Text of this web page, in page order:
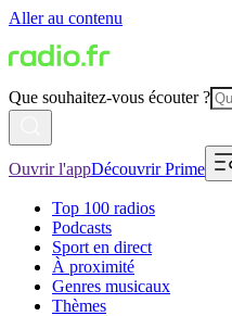
Aller au contenu
Que souhaitez-vous écouter ?
Ouvrir l'appDécouvrir Prime
Top 100 radios
Podcasts
Sport en direct
À proximité
Genres musicaux
Thèmes